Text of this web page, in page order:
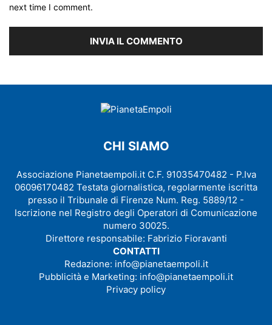
next time I comment.
CHI SIAMO
Associazione Pianetaempoli.it C.F. 91035470482 - P.Iva
06096170482 Testata giornalistica, regolarmente iscritta
presso il Tribunale di Firenze Num. Reg. 5889/12 -
Iscrizione nel Registro degli Operatori di Comunicazione
numero 30025.
Direttore responsabile: Fabrizio Fioravanti
CONTATTI
Redazione: info@pianetaempoli.it
Pubblicità e Marketing: info@pianetaempoli.it
Privacy policy